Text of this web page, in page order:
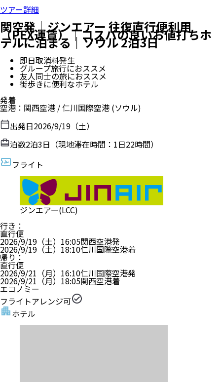
ツアー詳細
関空発｜ジンエアー 往復直行便利用
（PEX運賃）｜コスパの良いお値打ちホ
テルに泊まる｜ソウル 2泊3日
即日取消料発生
グループ旅行におススメ
友人同士の旅におススメ
街歩きに便利なホテル
発着
空港 ： 関西空港 /仁川国際空港 (ソウル)
出発日2026/9/19（土）
泊数2泊3日（現地滞在時間： 1日22時間）
フライト
ジンエアー(LCC)
行き ：
直行便
2026/9/19（土） 16:05関西空港発
2026/9/19（土） 18:10仁川国際空港着
帰り ：
直行便
2026/9/21（月） 16:10仁川国際空港発
2026/9/21（月） 18:05関西空港着
エコノミー
フライトアレンジ可
ホテル